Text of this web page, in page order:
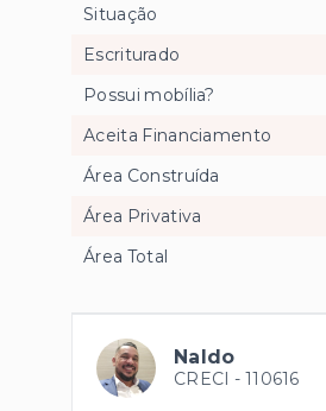
Situação
Escriturado
Possui mobília?
Aceita Financiamento
Área Construída
Área Privativa
Área Total
Naldo
CRECI - 110616